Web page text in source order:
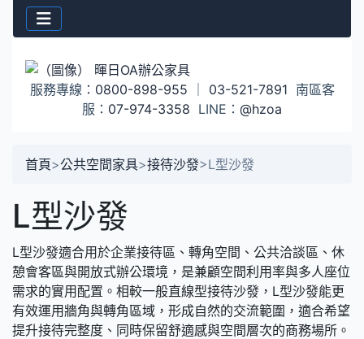
服務專線： 0800-898-955 03-521-7891 南區客
服： 07-974-3358 LINE： @hzoa
首頁>公共空間家具>接待沙發>L型沙發
L型沙發
L型沙發適合用於企業接待區、轉角空間、公共洽談區、休
憩會客區與開放式辦公環境，是兼顧空間利用率與多人座位
需求的實用配置。相較一般直線型接待沙發，L型沙發能更
有效運用牆角與轉角區域，形成自然的交流範圍，適合希望
提升接待完整度、同時保留舒適感與空間層次的商務場所。